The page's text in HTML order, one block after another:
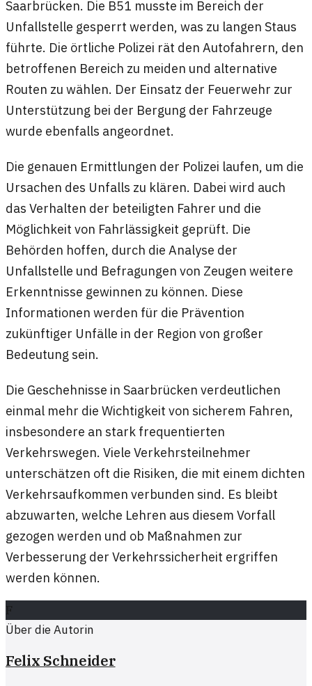
Saarbrücken. Die B51 musste im Bereich der
Unfallstelle gesperrt werden, was zu langen Staus
führte. Die örtliche Polizei rät den Autofahrern, den
betroffenen Bereich zu meiden und alternative
Routen zu wählen. Der Einsatz der Feuerwehr zur
Unterstützung bei der Bergung der Fahrzeuge
wurde ebenfalls angeordnet.
Die genauen Ermittlungen der Polizei laufen, um die
Ursachen des Unfalls zu klären. Dabei wird auch
das Verhalten der beteiligten Fahrer und die
Möglichkeit von Fahrlässigkeit geprüft. Die
Behörden hoffen, durch die Analyse der
Unfallstelle und Befragungen von Zeugen weitere
Erkenntnisse gewinnen zu können. Diese
Informationen werden für die Prävention
zukünftiger Unfälle in der Region von großer
Bedeutung sein.
Die Geschehnisse in Saarbrücken verdeutlichen
einmal mehr die Wichtigkeit von sicherem Fahren,
insbesondere an stark frequentierten
Verkehrswegen. Viele Verkehrsteilnehmer
unterschätzen oft die Risiken, die mit einem dichten
Verkehrsaufkommen verbunden sind. Es bleibt
abzuwarten, welche Lehren aus diesem Vorfall
gezogen werden und ob Maßnahmen zur
Verbesserung der Verkehrssicherheit ergriffen
werden können.
F
Über die Autorin
Felix Schneider